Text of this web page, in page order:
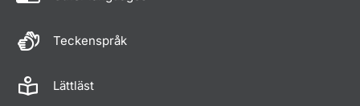
Teckenspråk
Lättläst